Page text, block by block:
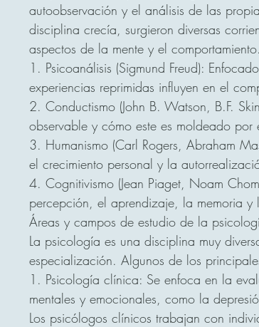
autoobservación y el análisis de las
disciplina crecía, surgieron diversas
aspectos de la mente y el
1. Psicoanálisis (Sigmund Freud):
experiencias reprimidas influyen en el
2. Conductismo (John B. Watson, B.F.
observable y cómo este es moldeado por
3. Humanismo (Carl Rogers, Abraham
el crecimiento personal y la
4. Cognitivismo (Jean Piaget, Noam
percepción, el aprendizaje, la memoria y
Áreas y campos de estudio de la
La psicología es una disciplina muy
especialización. Algunos de los
1. Psicología clínica: Se enfoca en la
mentales y emocionales, como la
Los psicólogos clínicos trabajan con